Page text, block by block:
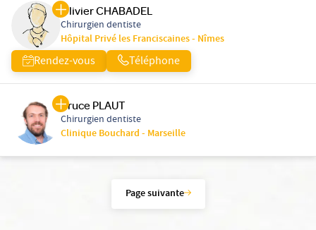
Olivier CHABADEL
Chirurgien dentiste
Hôpital Privé les Franciscaines - Nîmes
Rendez-vous Téléphone
Bruce PLAUT
Chirurgien dentiste
Clinique Bouchard - Marseille
Page suivante